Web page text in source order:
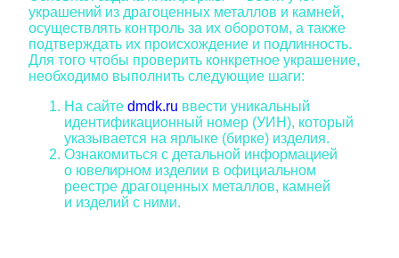
украшений из драгоценных металлов и камней,
осуществлять контроль за их оборотом, а также
подтверждать их происхождение и подлинность.
Для того чтобы проверить конкретное украшение,
необходимо выполнить следующие шаги:
На сайте dmdk.ru ввести уникальный
идентификационный номер (УИН), который
указывается на ярлыке (бирке) изделия.
Ознакомиться с детальной информацией
о ювелирном изделии в официальном
реестре драгоценных металлов, камней
и изделий с ними.